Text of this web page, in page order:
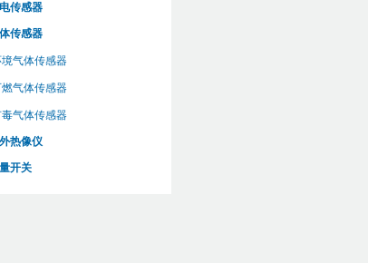
传感器
传感器
气体传感器
气体传感器
气体传感器
热像仪
开关